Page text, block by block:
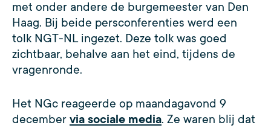
met onder andere de burgemeester van Den
Haag. Bij beide persconferenties werd een
tolk NGT-NL ingezet. Deze tolk was goed
zichtbaar, behalve aan het eind, tijdens de
vragenronde.
Het NGc reageerde op maandagavond 9
december via sociale media. Ze waren blij dat